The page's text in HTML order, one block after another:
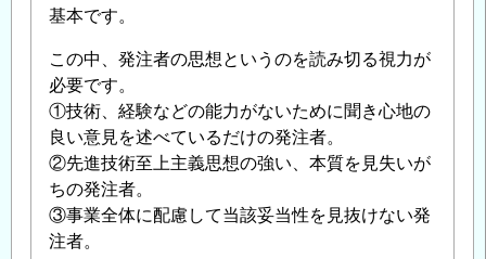
基本です。
この中、発注者の思想というのを読み切る視力が
必要です。
①技術、経験などの能力がないために聞き心地の
良い意見を述べているだけの発注者。
②先進技術至上主義思想の強い、本質を見失いが
ちの発注者。
③事業全体に配慮して当該妥当性を見抜けない発
注者。